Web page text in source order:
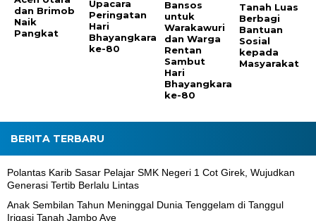
dan Brimob
Naik
Pangkat
Upacara
Peringatan
Hari
Bhayangkara
ke-80
Bansos
untuk
Warakawuri
dan Warga
Rentan
Sambut
Hari
Bhayangkara
ke-80
Tanah Luas
Berbagi
Bantuan
Sosial
kepada
Masyarakat
BERITA TERBARU
Polantas Karib Sasar Pelajar SMK Negeri 1 Cot Girek, Wujudkan
Generasi Tertib Berlalu Lintas
Anak Sembilan Tahun Meninggal Dunia Tenggelam di Tanggul
Irigasi Tanah Jambo Aye